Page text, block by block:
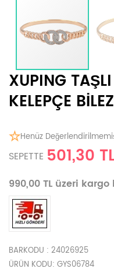
XUPING
KELEPÇE
Henüz
SEPETTE 501,30
990,00 TL üzeri
BARKODU : 24026925
ÜRÜN KODU: GYS06784